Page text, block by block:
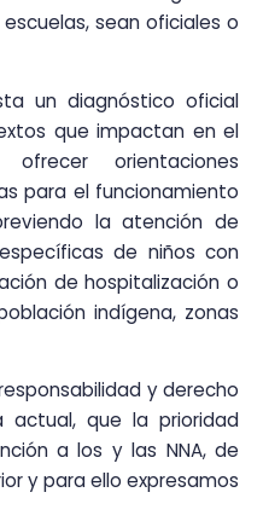
sean oficiales o
un diagnóstico oficial
que impactan en el
orientaciones
para el funcionamiento
la atención de
de niños con
de hospitalización o
indígena, zonas
responsabilidad y derecho
actual, que la prioridad
a los y las NNA, de
y para ello expresamos